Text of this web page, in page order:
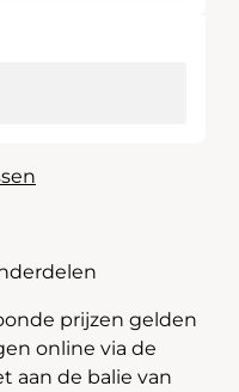
prijzen gelden
online via de
aan de balie van